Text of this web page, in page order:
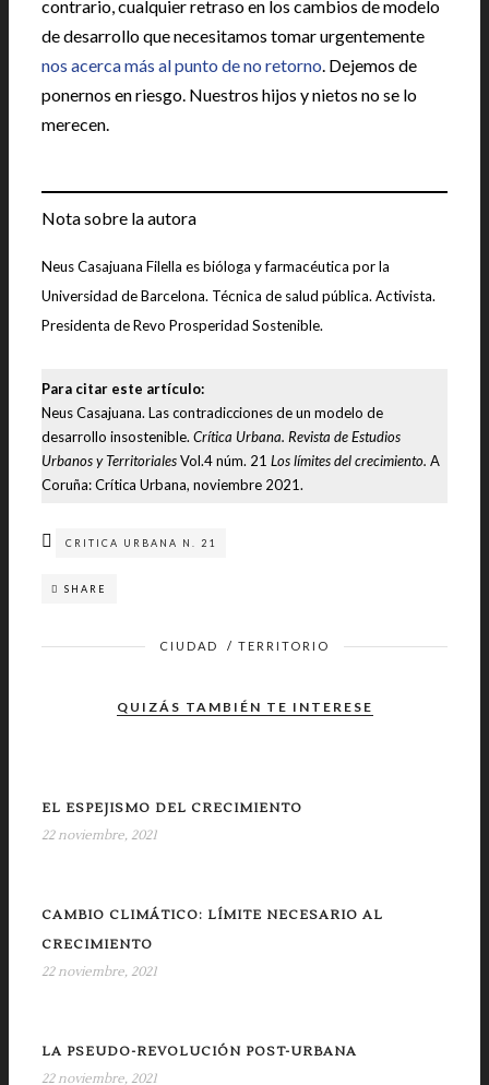
contrario, cualquier retraso en los cambios de modelo
de desarrollo que necesitamos tomar urgentemente
nos acerca más al punto de no retorno. Dejemos de
ponernos en riesgo. Nuestros hijos y nietos no se lo
merecen.
Nota sobre la autora
Neus Casajuana Filella es bióloga y farmacéutica por la
Universidad de Barcelona. Técnica de salud pública. Activista.
Presidenta de Revo Prosperidad Sostenible.
Para citar este artículo:
Neus Casajuana. Las contradicciones de un modelo de
desarrollo insostenible. Crítica Urbana. Revista de Estudios
Urbanos y TerritorialesVol.4 núm. 21 Los límites del crecimiento. A
Coruña: Crítica Urbana, noviembre 2021.
CRITICA URBANA N. 21
SHARE
CIUDAD / TERRITORIO
QUIZÁS TAMBIÉN TE INTERESE
EL ESPEJISMO DEL CRECIMIENTO
22 noviembre, 2021
CAMBIO CLIMÁTICO: LÍMITE NECESARIO AL
CRECIMIENTO
22 noviembre, 2021
LA PSEUDO-REVOLUCIÓN POST-URBANA
22 noviembre, 2021